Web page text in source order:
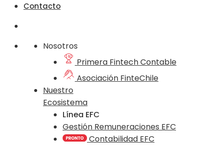
Contacto
Nosotros
Primera Fintech Contable
Asociación FinteChile
Nuestro
Ecosistema
Línea EFC
Gestión Remuneraciones EFC
Contabilidad EFC